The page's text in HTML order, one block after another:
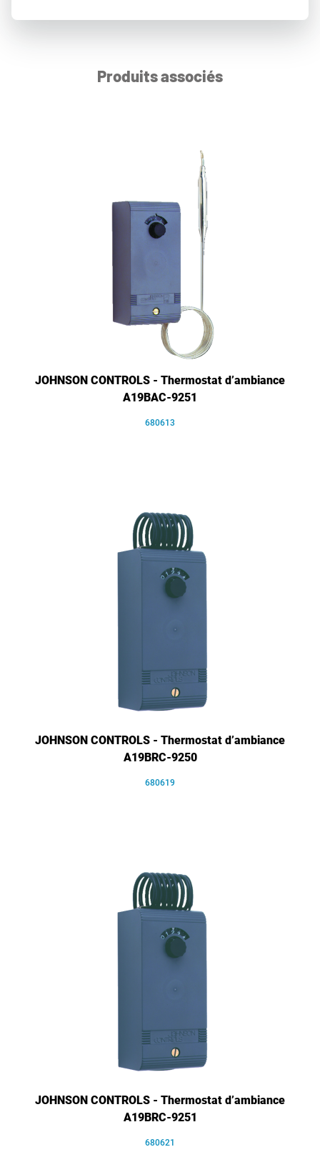
Produits associés
JOHNSON CONTROLS - Thermostat d’ambiance
A19BAC-9251
680613
JOHNSON CONTROLS - Thermostat d’ambiance
A19BRC-9250
680619
JOHNSON CONTROLS - Thermostat d’ambiance
A19BRC-9251
680621